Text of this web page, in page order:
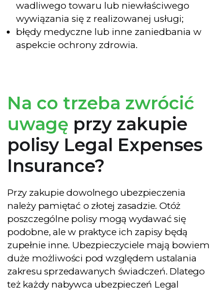
wadliwego towaru lub niewłaściwego
wywiązania się z realizowanej usługi;
błędy medyczne lub inne zaniedbania w
aspekcie ochrony zdrowia.
Na co trzeba zwrócić
uwagę przy zakupie
polisy Legal Expenses
Insurance?
Przy zakupie dowolnego ubezpieczenia
należy pamiętać o złotej zasadzie. Otóż
poszczególne polisy mogą wydawać się
podobne, ale w praktyce ich zapisy będą
zupełnie inne. Ubezpieczyciele mają bowiem
duże możliwości pod względem ustalania
zakresu sprzedawanych świadczeń. Dlatego
też każdy nabywca ubezpieczeń Legal
Zostaw swoje dane i
pobierz Poradnik
Przedsiębiorcy - aż 35
stron praktycznej
wiedzy!
Chcę e-booka